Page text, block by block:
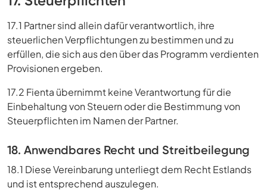
17.1 Partner sind allein dafür verantwortlich, ihre
steuerlichen Verpflichtungen zu bestimmen und zu
erfüllen, die sich aus den über das Programm verdienten
Provisionen ergeben.
17.2 Fienta übernimmt keine Verantwortung für die
Einbehaltung von Steuern oder die Bestimmung von
Steuerpflichten im Namen der Partner.
18. Anwendbares Recht und Streitbeilegung
18.1 Diese Vereinbarung unterliegt dem Recht Estlands
und ist entsprechend auszulegen.